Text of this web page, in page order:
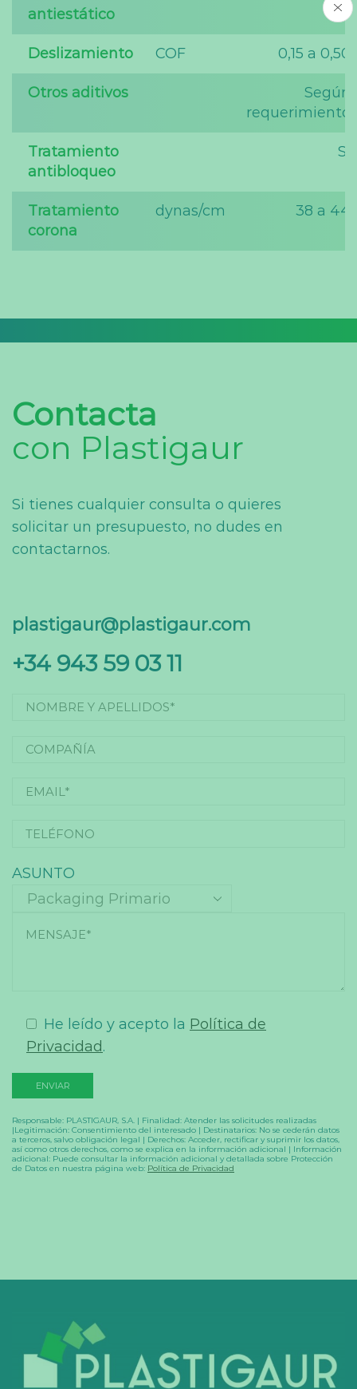
antiestático
Deslizamiento COF 0,15 a 0,50
Otros aditivos
Según
requerimiento
Tratamiento
antibloqueo
Sí
Tratamiento
corona
dynas/cm 38 a 44
Contacta
con Plastigaur
Si tienes cualquier consulta o quieres
solicitar un presupuesto, no dudes en
contactarnos.
plastigaur@plastigaur.com
+34 943 59 03 11
ASUNTO
He leído y acepto la Política de
Privacidad.
Responsable: PLASTIGAUR, S.A. | Finalidad: Atender las solicitudes realizadas
|Legitimación: Consentimiento del interesado | Destinatarios: No se cederán datos
a terceros, salvo obligación legal | Derechos: Acceder, rectificar y suprimir los datos,
así como otros derechos, como se explica en la información adicional | Información
adicional: Puede consultar la información adicional y detallada sobre Protección
de Datos en nuestra página web: Política de Privacidad